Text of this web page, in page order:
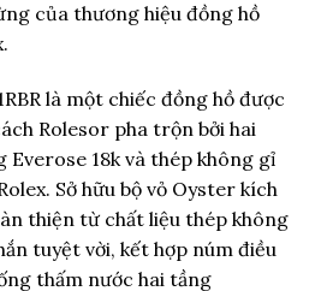
của thương hiệu đồng hồ
là một chiếc đồng hồ được
Rolesor pha trộn bởi hai
Everose 18k và thép không gỉ
Sở hữu bộ vỏ Oyster kích
thiện từ chất liệu thép không
tuyệt vời, kết hợp núm điều
thấm nước hai tầng